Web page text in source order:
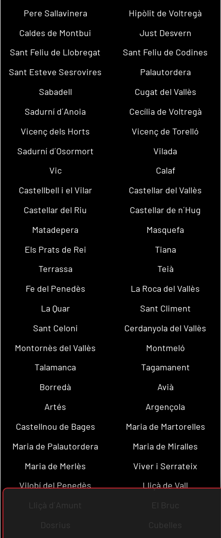
Pere Sallavinera
Hipòlit de Voltregà
Caldes de Montbui
Just Desvern
Sant Feliu de Llobregat
Sant Feliu de Codines
Sant Esteve Sesrovires
Palautordera
Sabadell
Cugat del Vallès
Sadurní d´Anoia
Cecília de Voltregà
Vicenç dels Horts
Vicenç de Torelló
Sadurní d´Osormort
Vilada
Vic
Calaf
Castellbell i el Vilar
Castellar del Vallès
Castellar del Riu
Castellar de n´Hug
Matadepera
Masquefa
Els Prats de Rei
Tiana
Terrassa
Teià
Fe del Penedès
La Roca del Vallès
La Quar
Sant Climent
Sant Celoni
Cerdanyola del Vallès
Montornès del Vallès
Montmeló
Talamanca
Tagamanent
Borredà
Avià
Artés
Argençola
Castellnou de Bages
Maria de Martorelles
Maria de Palautordera
Maria de Miralles
Maria de Merlès
Viver i Serrateix
Vilobí del Penedès
Lliçà de Vall
Lliçà d´Amunt
El Bruc
Dosrius
Cubelles